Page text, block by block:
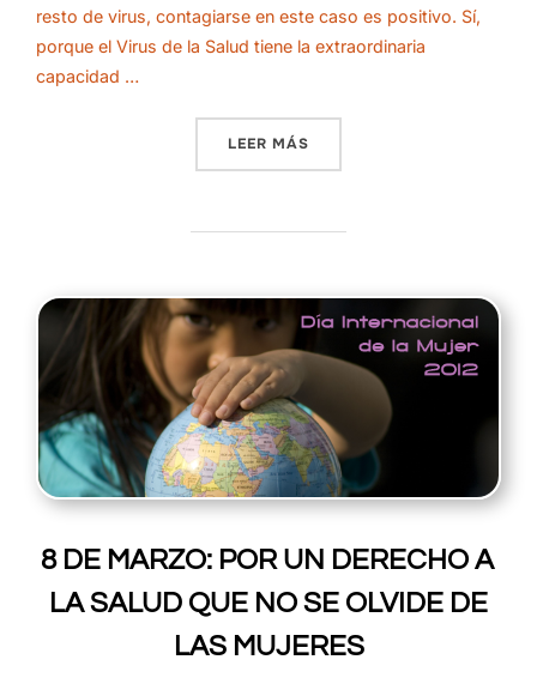
resto de virus, contagiarse en este caso es positivo. Sí,
porque el Virus de la Salud tiene la extraordinaria
capacidad …
LEER MÁS
8 DE MARZO: POR UN DERECHO A
LA SALUD QUE NO SE OLVIDE DE
LAS MUJERES